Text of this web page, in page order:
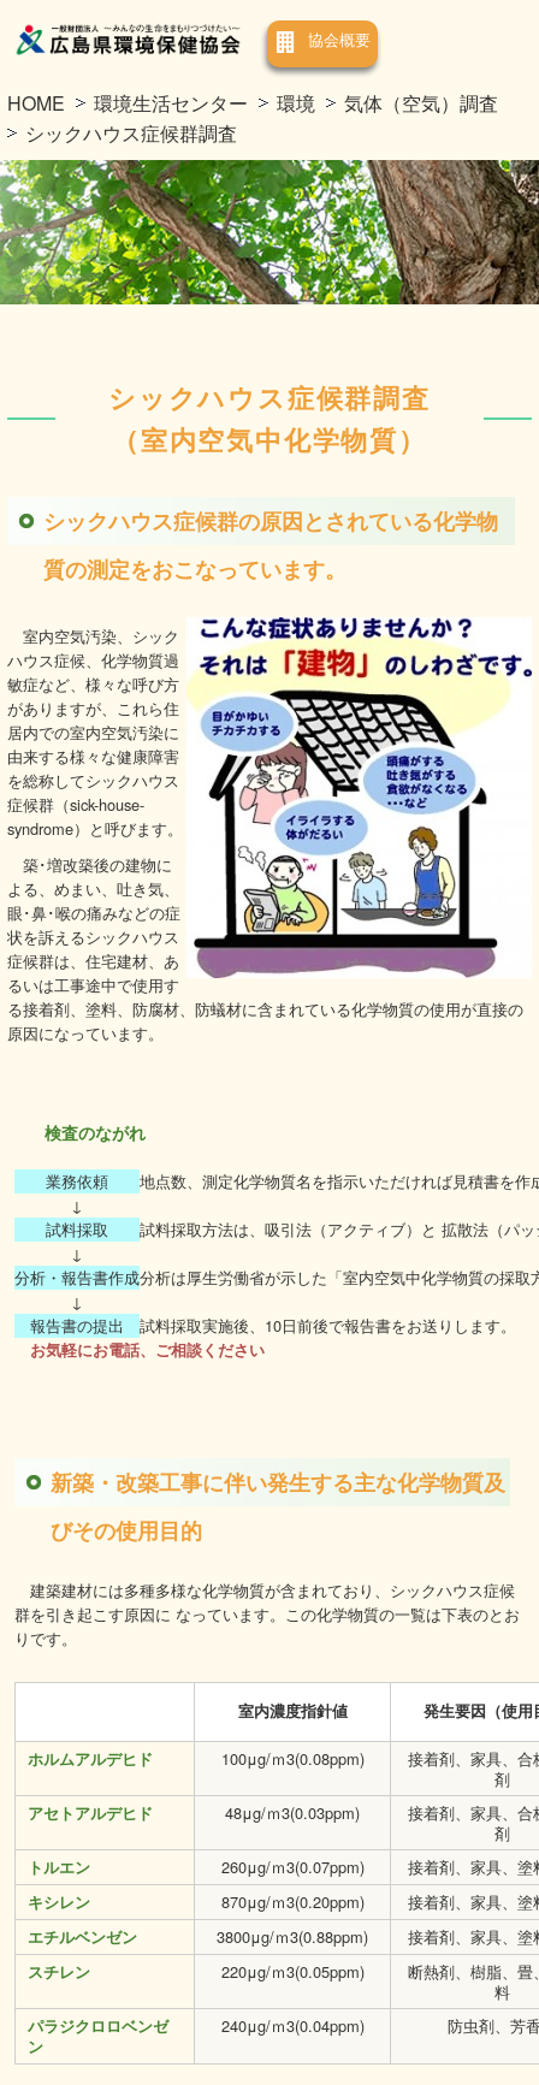
協会概要
HOME 環境生活センター 環境
気体（空気）調査
シックハウス症候群調査
シックハウス症候群調査
（室内空気中化学物質）
シックハウス症候群の原因とされている化学物
質の測定をおこなっています。
室内空気汚染、シック
ハウス症候、化学物質過
敏症など、様々な呼び方
がありますが、これら住
居内での室内空気汚染に
由来する様々な健康障害
を総称してシックハウス
症候群（sick-house-
syndrome）と呼びます。
築･増改築後の建物に
よる、めまい、吐き気、
眼･鼻･喉の痛みなどの症
状を訴えるシックハウス
症候群は、住宅建材、あ
るいは工事途中で使用す
る接着剤、塗料、防腐材、防蟻材に含まれている化学物質の使用が直接の
原因になっています。
検査のながれ
業務依頼
地点数、測定化学物質名を指示いただければ見積書を作
↓
試料採取
試料採取方法は、吸引法（アクティブ）と 拡散法（パ
↓
分析・報告書作成分析は厚生労働省が示した「室内空気中化学物質の採
↓
報告書の提出
試料採取実施後、10日前後で報告書をお送りします。
お気軽にお電話、ご相談ください
新築・改築工事に伴い発生する主な化学物質及
びその使用目的
建築建材には多種多様な化学物質が含まれており、シックハウス症候
群を引き起こす原因に なっています。この化学物質の一覧は下表のとお
りです。
室内濃度指針値 発生要因（使用
ホルムアルデヒド 100μg/ｍ3(0.08ppm)
接着剤、家具、合
剤
アセトアルデヒド 48μg/ｍ3(0.03ppm)
接着剤、家具、合
剤
トルエン 260μg/ｍ3(0.07ppm) 接着剤、家具、塗
キシレン 870μg/ｍ3(0.20ppm) 接着剤、家具、塗
エチルベンゼン 3800μg/ｍ3(0.88ppm) 接着剤、家具、塗
スチレン 220μg/ｍ3(0.05ppm)
断熱剤、樹脂、畳
料
パラジクロロベンゼ
ン
240μg/ｍ3(0.04ppm) 防虫剤、芳